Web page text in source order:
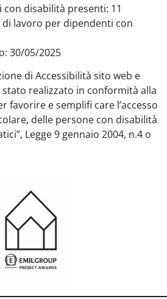
disabilità presenti: 11
lavoro per dipendenti con
30/05/2025
di Accessibilità sito web e
realizzato in conformità alla
favorire e semplifi care l’accesso
delle persone con disabilità
Legge 9 gennaio 2004, n.4 o